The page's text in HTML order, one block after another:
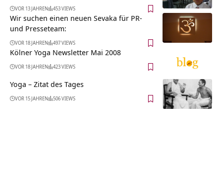
VOR 13 JAHREN 453 VIEWS
Wir suchen einen neuen Sevaka für PR-
und Presseteam:
VOR 18 JAHREN 497 VIEWS
Kölner Yoga Newsletter Mai 2008
VOR 18 JAHREN 423 VIEWS
Yoga – Zitat des Tages
VOR 15 JAHREN 506 VIEWS